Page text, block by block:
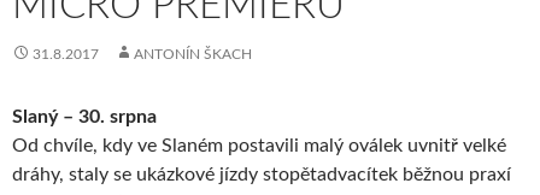
31.8.2017 ANTONÍN ŠKACH
Slaný – 30. srpna
Od chvíle, kdy ve Slaném postavili malý oválek uvnitř velké
dráhy, staly se ukázkové jízdy stopětadvacítek běžnou praxí